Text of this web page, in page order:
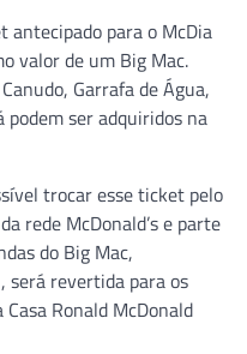
antecipado para o McDia
valor de um Big Mac.
Garrafa de Água,
podem ser adquiridos na
trocar esse ticket pelo
rede McDonald’s e parte
do Big Mac,
será revertida para os
Ronald McDonald